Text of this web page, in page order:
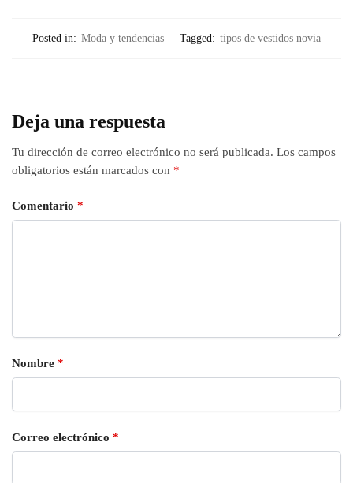
Posted in: Moda y tendencias Tagged: tipos de vestidos novia
Deja una respuesta
Tu dirección de correo electrónico no será publicada. Los campos
obligatorios están marcados con *
Comentario *
Nombre *
Correo electrónico *